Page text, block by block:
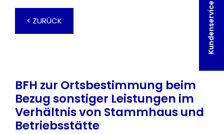
Kundenservice
< ZURÜCK
BFH zur Ortsbestimmung beim
Bezug sonstiger Leistungen im
Verhältnis von Stammhaus und
Betriebsstätte